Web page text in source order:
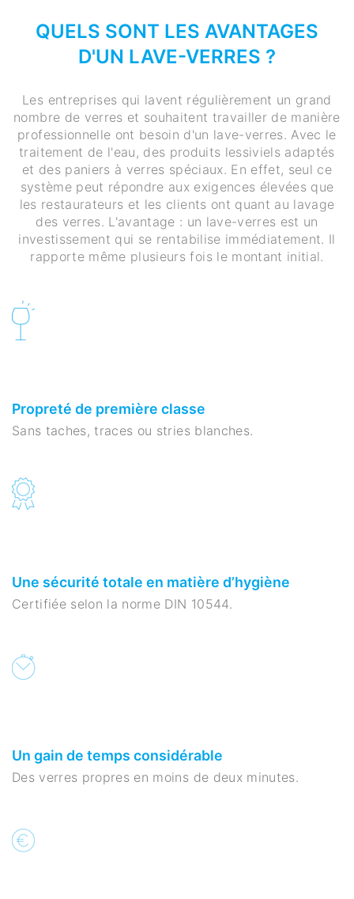
QUELS SONT LES AVANTAGES
D'UN LAVE-VERRES ?
Les entreprises qui lavent régulièrement un grand
nombre de verres et souhaitent travailler de manière
professionnelle ont besoin d'un lave-verres. Avec le
traitement de l'eau, des produits lessiviels adaptés
et des paniers à verres spéciaux. En effet, seul ce
système peut répondre aux exigences élevées que
les restaurateurs et les clients ont quant au lavage
des verres. L'avantage : un lave-verres est un
investissement qui se rentabilise immédiatement. Il
rapporte même plusieurs fois le montant initial.
Propreté de première classe
Sans taches, traces ou stries blanches.
Une sécurité totale en matière d’hygiène
Certifiée selon la norme DIN 10544.
Un gain de temps considérable
Des verres propres en moins de deux minutes.